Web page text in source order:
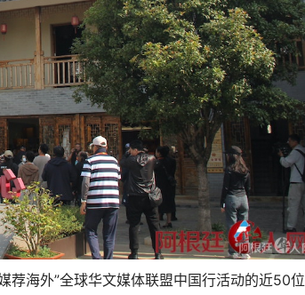
荐海外”全球华文媒体联盟中国行活动的近50位